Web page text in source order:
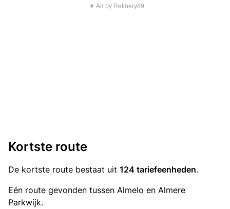
▼ Ad by Refinery89
Kortste route
De kortste route bestaat uit 124 tariefeenheden.
Eén route gevonden tussen Almelo en Almere
Parkwijk.